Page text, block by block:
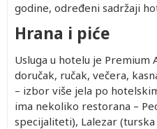
godine, određeni sadržaji
Hrana i piće
Usluga u hotelu je Premium
doručak, ručak, večera,
– izbor više jela po
ima nekoliko restorana –
specijaliteti), Lalezar (turska